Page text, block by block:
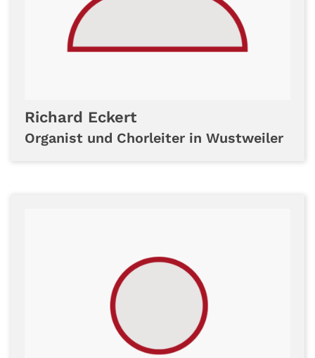
Richard Eckert
Organist und Chorleiter in Wustweiler